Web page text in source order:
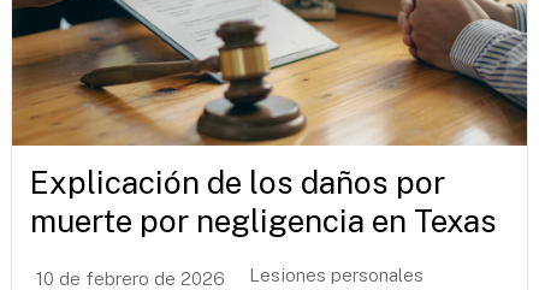
Explicación de los daños por
muerte por negligencia en Texas
10 de febrero de 2026 Lesiones personales